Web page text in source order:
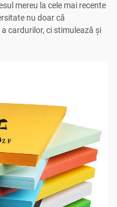
mereu la cele mai recente
nu doar că
cardurilor, ci stimulează și